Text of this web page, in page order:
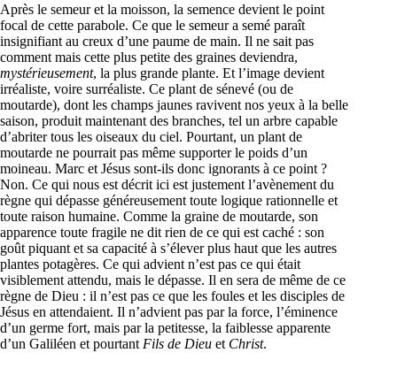
Après le semeur et la moisson, la semence devient le point
focal de cette parabole. Ce que le semeur a semé paraît
insignifiant au creux d’une paume de main. Il ne sait pas
comment mais cette plus petite des graines deviendra,
mystérieusement, la plus grande plante. Et l’image devient
irréaliste, voire surréaliste. Ce plant de sénevé (ou de
moutarde), dont les champs jaunes ravivent nos yeux à la belle
saison, produit maintenant des branches, tel un arbre capable
d’abriter tous les oiseaux du ciel. Pourtant, un plant de
moutarde ne pourrait pas même supporter le poids d’un
moineau. Marc et Jésus sont-ils donc ignorants à ce point ?
Non. Ce qui nous est décrit ici est justement l’avènement du
règne qui dépasse généreusement toute logique rationnelle et
toute raison humaine. Comme la graine de moutarde, son
apparence toute fragile ne dit rien de ce qui est caché : son
goût piquant et sa capacité à s’élever plus haut que les autres
plantes potagères. Ce qui advient n’est pas ce qui était
visiblement attendu, mais le dépasse. Il en sera de même de ce
règne de Dieu : il n’est pas ce que les foules et les disciples de
Jésus en attendaient. Il n’advient pas par la force, l’éminence
d’un germe fort, mais par la petitesse, la faiblesse apparente
d’un Galiléen et pourtant Fils de Dieu et Christ.